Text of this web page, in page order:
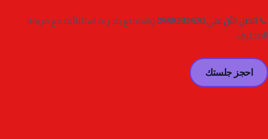
📞اتصل الآن على 0568232620
واستمتع بتجربة استثنائية مع فريقنا
المحترف.
احجز جلستك